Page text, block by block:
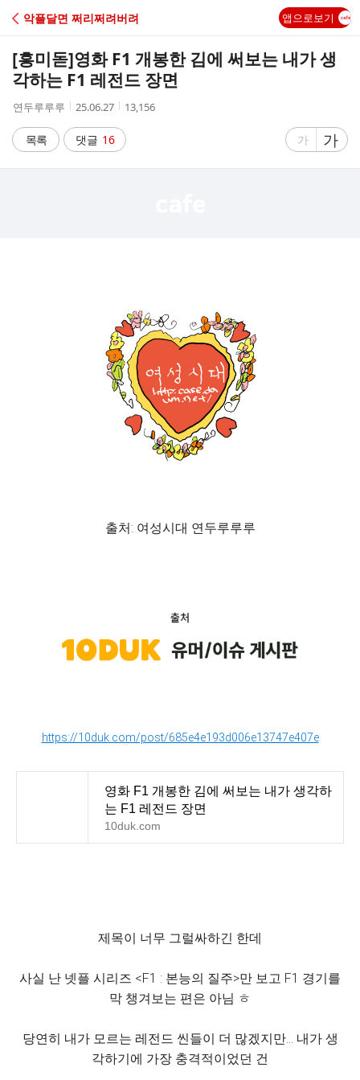
C
A
악플달면 쩌리쩌려버려 앱으로보기
[흥미돋]영화 F1 개봉한 김에 써보는 내가 생
각하는 F1 레전드 장면
작
자
연두루루루
작
시
간
25.06.27
조
수
13,156
목록 댓글 16
글
가
글
자
가
출처: 여성시대 연두루루루
https://10duk.com/post/685e4e193d006e13747e407e
영화 F1 개봉한 김에 써보는 내가 생각하
는 F1 레전드 장면
10duk.com
제목이 너무 그럴싸하긴 한데
사실 난 넷플 시리즈 <F1 : 본능의 질주>만 보고 F1 경기를
막 챙겨보는 편은 아님 ㅎ
당연히 내가 모르는 레전드 씬들이 더 많겠지만... 내가 생
각하기에 가장 충격적이었던 건